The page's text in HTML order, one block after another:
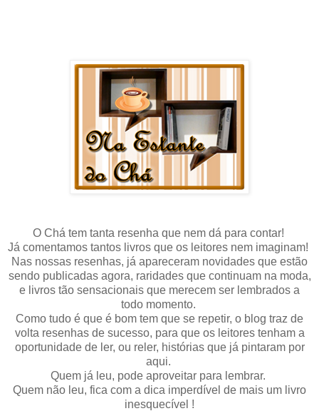
O Chá tem tanta resenha que nem dá para contar!
Já comentamos tantos livros que os leitores nem imaginam!
Nas nossas resenhas, já apareceram novidades que estão
sendo publicadas agora, raridades que continuam na moda,
e livros tão sensacionais que merecem ser lembrados a
todo momento.
Como tudo é que é bom tem que se repetir, o blog traz de
volta resenhas de sucesso, para que os leitores tenham a
oportunidade de ler, ou reler, histórias que já pintaram por
aqui.
Quem já leu, pode aproveitar para lembrar.
Quem não leu, fica com a dica imperdível de mais um livro
inesquecível !